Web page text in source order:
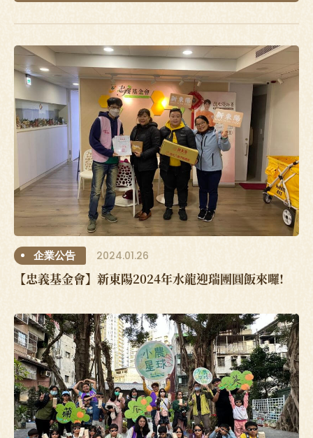
企業公告 2024.01.26
【忠義基金會】新東陽2024年水龍迎瑞團圓飯來囉!